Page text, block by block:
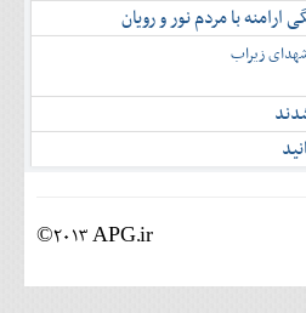
ارامنه با مردم نور و رویان
شهدای زیراب
©2013 APG.ir